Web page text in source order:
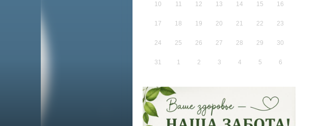
10 11 12 13 14 15 16
17 18 19 20 21 22 23
24 25 26 27 28 29 30
31 1 2 3 4 5 6